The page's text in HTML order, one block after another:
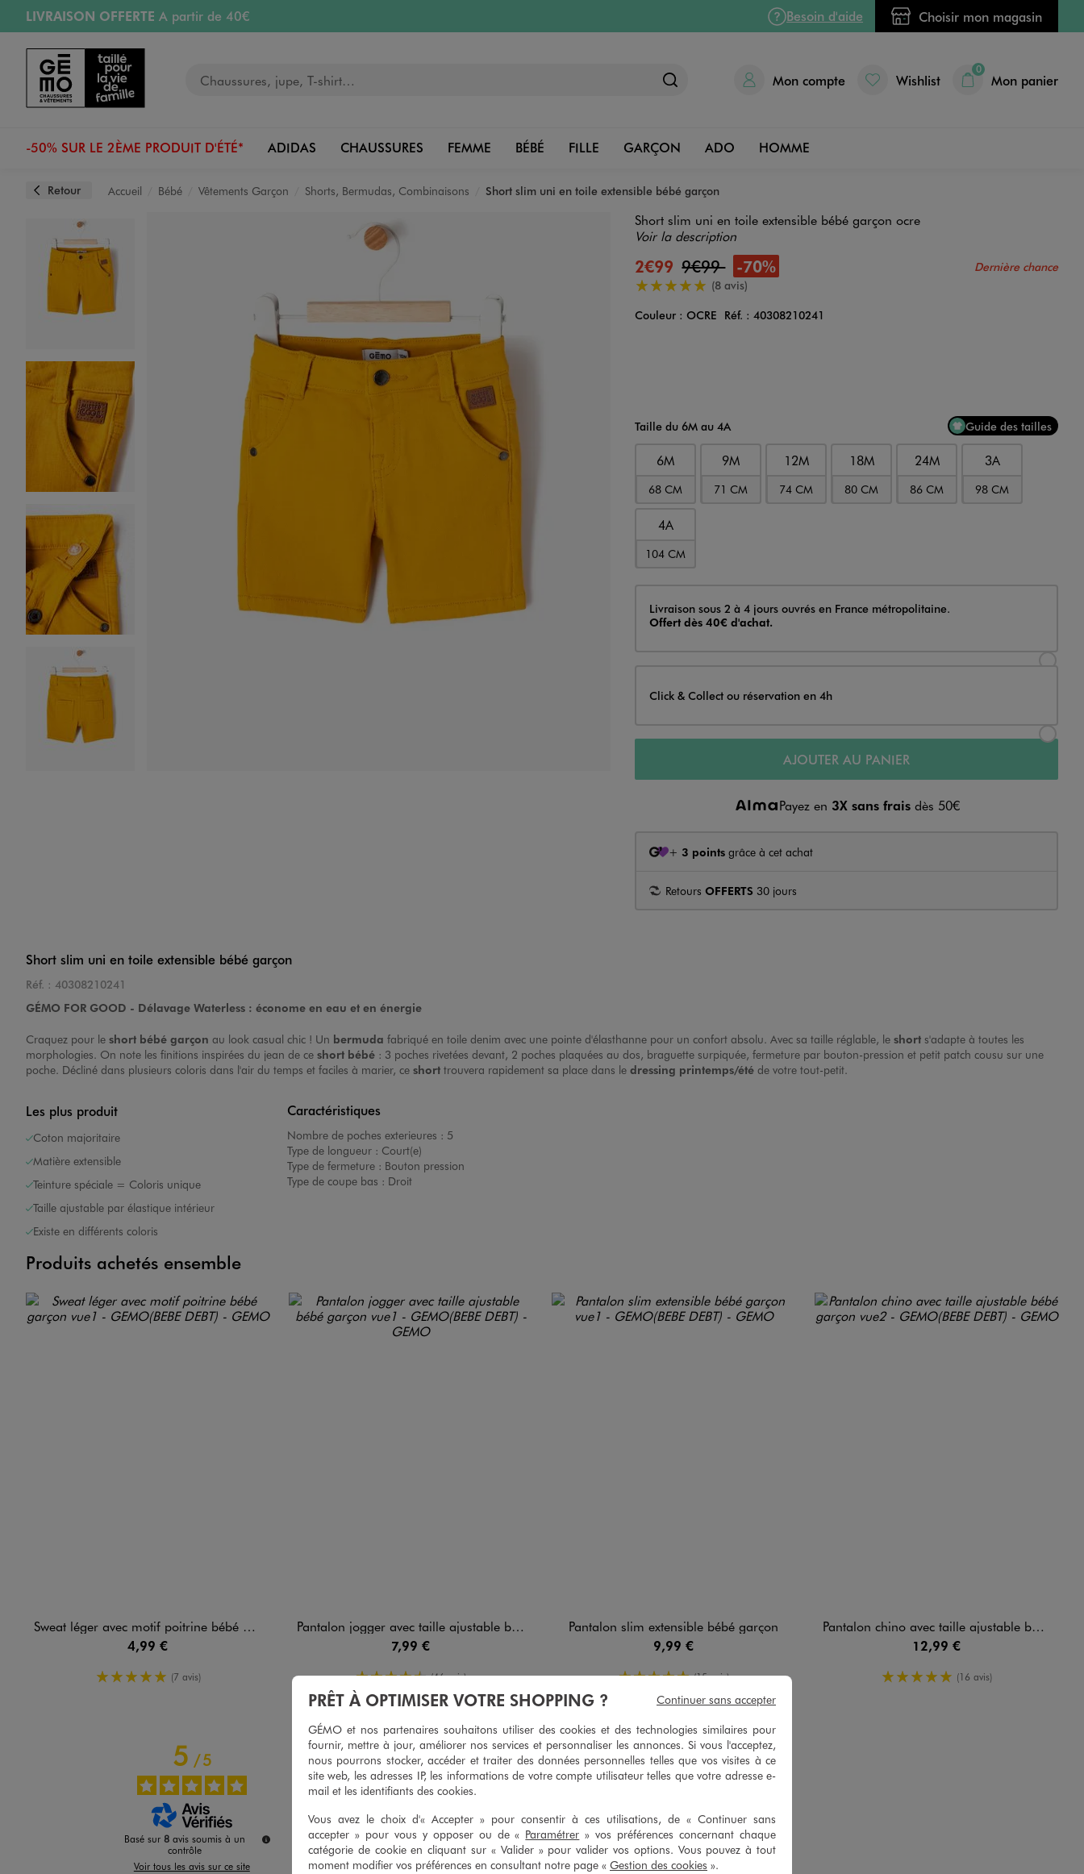
Aller au contenu principal
Aller à la navigation
LIVRAISON OFFERTE A partir de 40€
RETRAIT ET LIVRAISON OFFERTE
RÉSERVATION GRATUITE
4h en magasin
Retours OFFERTSpendant 30 jours
Besoin d'aide Choisir mon magasin
Mon compte Wishlist
0
Mon panier
-50% SUR LE 2ÈME PRODUIT D'ÉTÉ* ADIDAS CHAUSSURES FEMME BÉBÉ FILLE GARÇON ADO HOMME
Retour Accueil Bébé Vêtements Garçon Shorts, Bermudas, Combinaisons Short slim uni en toile extensible bébé garçon
Image 2 sur 4
Image 3 sur 4
Short slim uni en toile extensible bébé garçon ocre
Voir la description
2€99 9€99 -70% Dernière chance
5/5 de moyenne(8 avis)
Couleur
Couleur : OCRE Réf. : 40308210241
Taille du 6M au 4A Guide des tailles
6M
68 CM
9M
71 CM
12M
74 CM
18M
80 CM
24M
86 CM
3A
98 CM
4A
104 CM
Livraison
Livraison sous 2 à 4 jours ouvrés en France métropolitaine.
Offert dès 40€ d'achat.
Click & Collect ou réservation en 4h
AJOUTER AU PANIER
Payez en 3X sans fraisdès 50€
+ 3 pointsgrâce à cet achat
Retours OFFERTS 30 jours
Short slim uni en toile extensible bébé garçon
Réf. : 40308210241
GÉMO FOR GOOD - Délavage Waterless : économe en eau et en énergie
Craquez pour le short bébé garçon au look casual chic ! Un bermuda fabriqué en toile denim avec une pointe d'élasthanne pour un confort absolu. Avec sa taille réglable, le short s'adapte à toutes les
morphologies. On note les finitions inspirées du jean de ce short bébé : 3 poches rivetées devant, 2 poches plaquées au dos, braguette surpiquée, fermeture par bouton-pression et petit patch cousu sur une
poche. Décliné dans plusieurs coloris dans l'air du temps et faciles à marier, ce short trouvera rapidement sa place dans le dressing printemps/été de votre tout-petit.
Les plus produit
Coton majoritaire
Matière extensible
Teinture spéciale = Coloris unique
Taille ajustable par élastique intérieur
Existe en différents coloris
Caractéristiques
Nombre de poches exterieures : 5
Type de longueur : Court(e)
Type de fermeture : Bouton pression
Type de coupe bas : Droit
Produits achetés ensemble
Sweat léger avec motif poitrine bébé garçon
4,99 €
5/5 de moyenne
(7 avis)
Pantalon jogger avec taille ajustable bébé garçon
7,99 €
4.5/5 de moyenne
(46 avis)
Pantalon slim extensible bébé garçon
9,99 €
5/5 de moyenne
(15 avis)
Pantalon chino avec taille ajustable bébé garçon
12,99 €
5/5 de moyenne
(16 avis)
5/5
Basé sur 8 avis soumis à un
contrôle
Voir tous les avis sur ce site
5 /5
Avis vérifié et récompensé
Trop mignon ce petit short hâte de voir mon petit fils le porter
Avis du27/04/2026 , suite à une expérience du14/04/2026 par Danielle B.
Utile (0) Signaler
PRÊT À OPTIMISER VOTRE SHOPPING ?
GÉMO et nos partenaires souhaitons utiliser des cookies et des technologies similaires pour
fournir, mettre à jour, améliorer nos services et personnaliser les annonces. Si vous l'acceptez,
nous pourrons stocker, accéder et traiter des données personnelles telles que vos visites à ce
site web, les adresses IP, les informations de votre compte utilisateur telles que votre adresse e-
mail et les identifiants des cookies.
Vous avez le choix d'« Accepter » pour consentir à ces utilisations, de « Continuer sans
accepter » pour vous y opposer ou de « Paramétrer » vos préférences concernant chaque
catégorie de cookie en cliquant sur « Valider » pour valider vos options. Vous pouvez à tout
moment modifier vos préférences en consultant notre page « Gestion des cookies ».
Continuer sans accepter